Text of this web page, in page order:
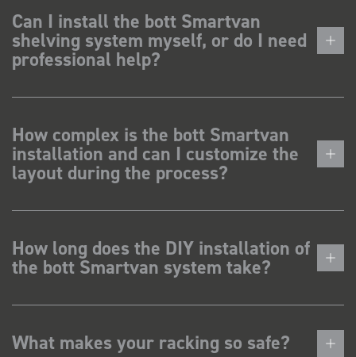
Can I install the bott Smartvan
shelving system myself, or do I need
professional help?
How complex is the bott Smartvan
installation and can I customize the
layout during the process?
How long does the DIY installation of
the bott Smartvan system take?
What makes your racking so safe?